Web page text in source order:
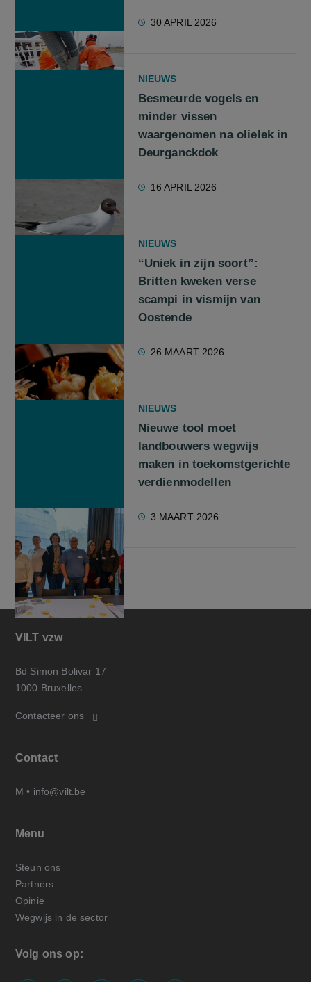
30 APRIL 2026
NIEUWS
Besmeurde vogels en
minder vissen
waargenomen na olielek in
Deurganckdok
16 APRIL 2026
NIEUWS
“Uniek in zijn soort”:
Britten kweken verse
scampi in vismijn van
Oostende
26 MAART 2026
NIEUWS
Nieuwe tool moet
landbouwers wegwijs
maken in toekomstgerichte
verdienmodellen
3 MAART 2026
VILT vzw
Bd Simon Bolivar 17
1000 Bruxelles
Contacteer ons
Contact
M • info@vilt.be
Menu
Steun ons
Partners
Opinie
Wegwijs in de sector
Volg ons op: